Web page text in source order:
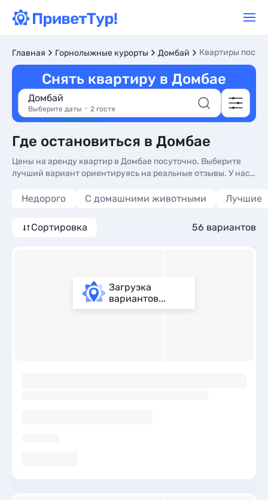
Главная Горнолыжные курорты Домбай Квартиры
Снять квартиру в Домбае
Домбай
Выберите даты 2 гостя
Где остановиться в Домбае
Цены на аренду квартир в Домбае посуточно. Выберите
лучший вариант ориентируясь на реальные отзывы. У нас
Недорого С домашними животными Лучшие
Сортировка 56 вариантов
Загрузка
вариантов...